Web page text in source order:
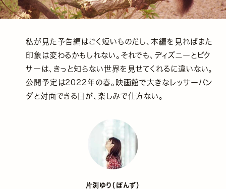
私が見た予告編はごく短いものだし、本編を見ればまた
印象は変わるかもしれない。それでも、ディズニーとピク
サーは、きっと知らない世界を見せてくれるに違いない。
公開予定は2022年の春。映画館で大きなレッサーパン
ダと対面できる日が、楽しみで仕方ない。
片渕ゆり（ぽんず）